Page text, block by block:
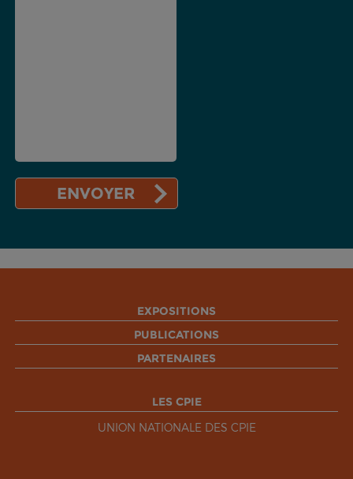
EXPOSITIONS
PUBLICATIONS
PARTENAIRES
LES CPIE
UNION NATIONALE DES CPIE